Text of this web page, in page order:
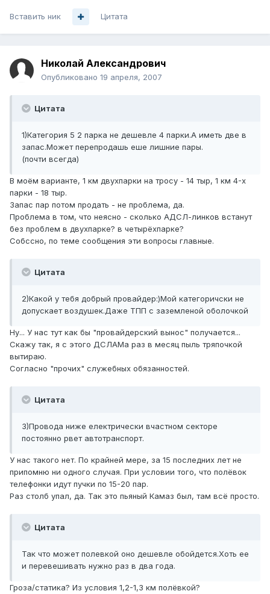
Вставить ник Цитата
Николай Александрович
Опубликовано 19 апреля, 2007
Цитата
1)Категория 5 2 парка не дешевле 4 парки.А иметь две в
запас.Может перепродашь еше лишние пары.
(почти всегда)
В моём варианте, 1 км двухпарки на тросу - 14 тыр, 1 км 4-х
парки - 18 тыр.
Запас пар потом продать - не проблема, да.
Проблема в том, что неясно - сколько АДСЛ-линков встанут
без проблем в двухпарке? в четырёхпарке?
Собссно, по теме сообщения эти вопросы главные.
Цитата
2)Какой у тебя добрый провайдер:)Мой категоричски не
допускает воздушек.Даже ТПП с заземленой оболочкой
Ну... У нас тут как бы "провайдерский вынос" получается...
Скажу так, я с этого ДСЛАМа раз в месяц пыль тряпочкой
вытираю.
Согласно "прочих" служебных обязанностей.
Цитата
3)Провода ниже електрически вчастном секторе
постоянно рвет автотранспорт.
У нас такого нет. По крайней мере, за 15 последних лет не
припомню ни одного случая. При условии того, что полёвок
телефонки идут пучки по 15-20 пар.
Раз столб упал, да. Так это пьяный Камаз был, там всё просто.
Цитата
Так что может полевкой оно дешевле обойдется.Хоть ее
и перевешивать нужно раз в два года.
Гроза/статика? Из условия 1,2-1,3 км полёвкой?